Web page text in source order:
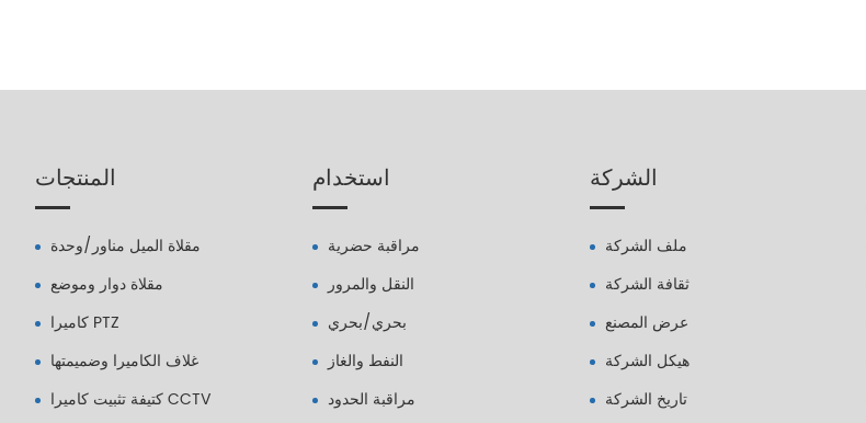
المنتجات
مقلاة الميل مناور/وحدة
مقلاة دوار وموضع
كاميرا PTZ
غلاف الكاميرا وضميمتها
كتيفة تثبيت كاميرا CCTV
استخدام
مراقبة حضرية
النقل والمرور
بحري/بحري
النفط والغاز
مراقبة الحدود
الشركة
ملف الشركة
ثقافة الشركة
عرض المصنع
هيكل الشركة
تاريخ الشركة